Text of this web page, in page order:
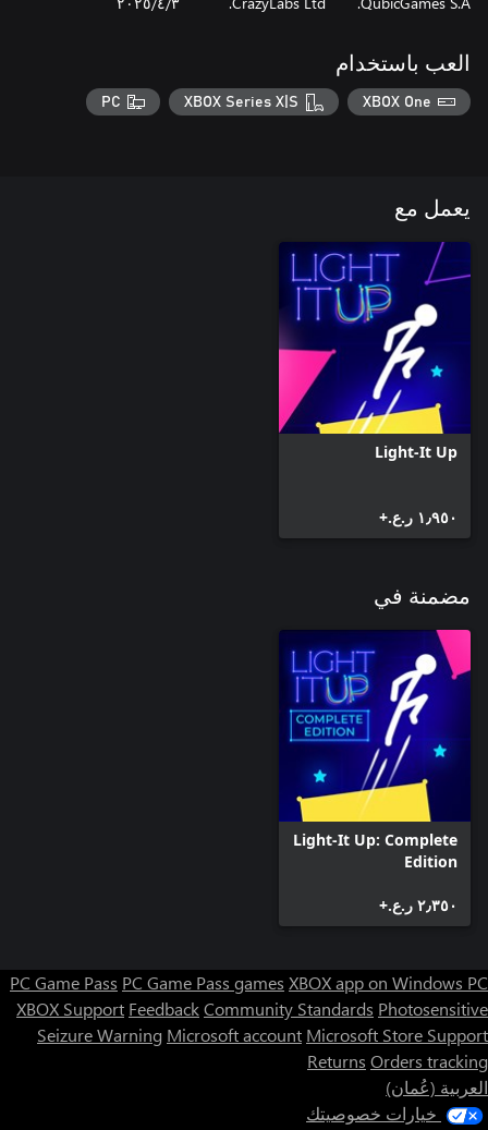
العب باستخدام
XBOX One
XBOX Series X|S
PC
يعمل مع
Light-It Up
١٫٩٥٠ ر.ع.‏+
مضمنة في
Light-It Up: Complete
Edition
٢٫٣٥٠ ر.ع.‏+
PC Game Pass PC Game Pass games XBOX app on Windows PC
XBOX Support FeedbackCommunity Standards Photosensitive
Seizure Warning Microsoft account Microsoft Store Support
Returns Orders tracking
العربية (عُمان)
خيارات خصوصيتك